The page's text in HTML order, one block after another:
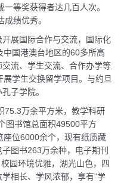
等奖获得者达几百人次。
绩优秀。
展国际合作与交流，国际化
国港澳台地区的60多所高
流、学生交流、合作办学等
学生交换留学项目。与约旦
子学院。
万余平方米，教学科研
图书馆总面积49500平方
位6000余个，现有纸质藏
图书263万余种，电子期刊
园环境优雅，湖光山色，四
相长、学风浓郁，享有“学